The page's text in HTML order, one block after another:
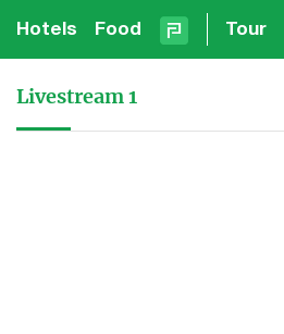
Hotels Food Tour
Livestream 1